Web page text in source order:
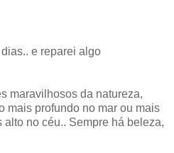
e reparei algo
maravilhosos da natureza,
mais profundo no mar ou mais
alto no céu.. Sempre há beleza,